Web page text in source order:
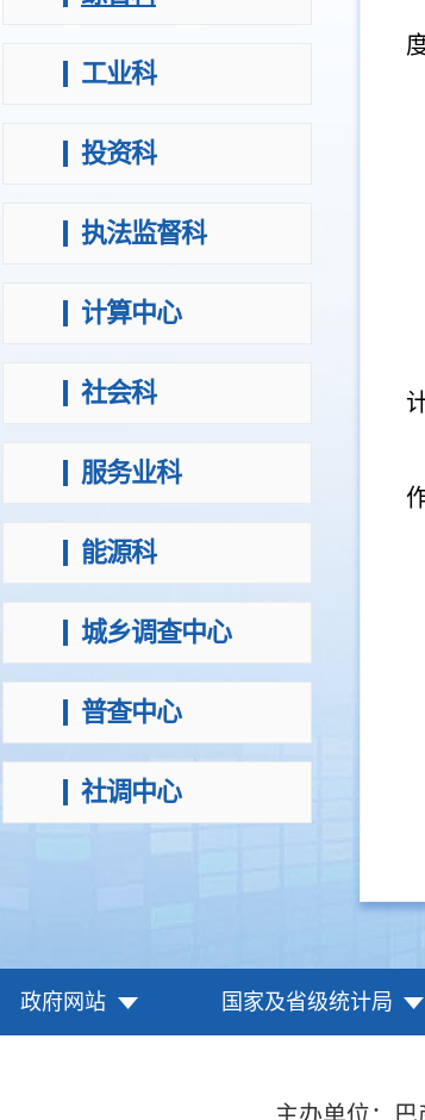
工业科
投资科
执法监督科
计算中心
社会科
服务业科
能源科
城乡调查中心
普查中心
社调中心
政府网站 国家及省级统计局